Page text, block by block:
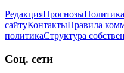
РедакцияПрогнозы
сайтуКонтактыПравила
политикаСтруктура
Соц. сети